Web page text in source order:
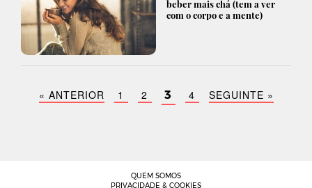
beber mais chá (tem a ver
com o corpo e a mente)
« ANTERIOR 1 2 3 4 SEGUINTE »
QUEM SOMOS
PRIVACIDADE & COOKIES